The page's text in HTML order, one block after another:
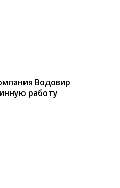
Водовир
работу